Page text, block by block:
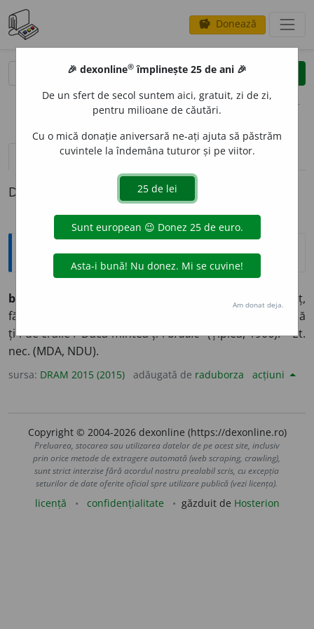
savings Donează
clear
opțiuni
definiții (1)
Definiția cu ID-ul 949198:
Arhaisme și regionalisme
brud
adj. – (reg.) Tânăr, necopt, naiv, prostuț,
fără judecată (Țiplea, 1906; Papahagi, 1925): „Ce haznă
ți-i de crăiie / Dacă mintea ți-ibrudie”(Țiplea, 1906). – Et.
nec. (MDA, NDU).
sursa: DRAM 2015 (2015) adăugată de raduborza acțiuni
Copyright © 2004-2026 dexonline (https://dexonline.ro)
Preluarea, stocarea sau utilizarea datelor de pe acest site, inclusiv
prin orice metode de extragere automată (web scraping, crawling),
sunt strict interzise fără acordul nostru prealabil scris, cu excepția
seturilor de date oferite oficial spre utilizare publică (vezi licența).
licență confidențialitate găzduit de Hosterion
🎉 dexonline® împlinește 25 de ani 🎉
De un sfert de secol suntem aici, gratuit, zi de zi,
pentru milioane de căutări.
Cu o mică donație aniversară ne-ați ajuta să păstrăm
cuvintele la îndemâna tuturor și pe viitor.
Am donat deja.